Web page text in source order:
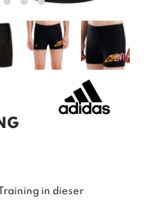
in dieser